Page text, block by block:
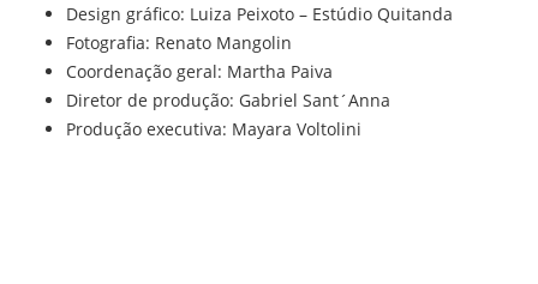
Design gráfico: Luiza Peixoto – Estúdio Quitanda
Fotografia: Renato Mangolin
Coordenação geral: Martha Paiva
Diretor de produção: Gabriel Sant´Anna
Produção executiva: Mayara Voltolini